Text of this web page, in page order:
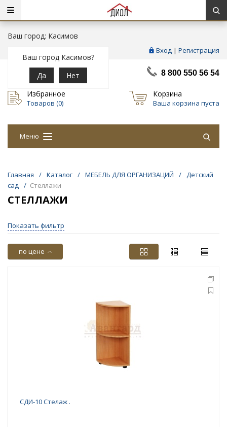
Ваш город: Касимов
Ваш город Касимов?
Да
Нет
Вход | Регистрация
8 800 550 56 54
Избранное
Товаров (0)
Корзина
Ваша корзина пуста
Меню
Главная / Каталог / МЕБЕЛЬ ДЛЯ ОРГАНИЗАЦИЙ / Детский
сад / Стеллажи
СТЕЛЛАЖИ
Показать фильтр
по цене
СДИ-10 Стелаж .